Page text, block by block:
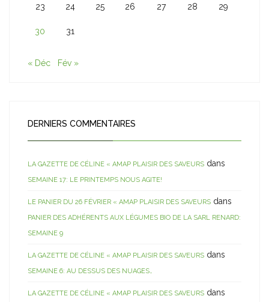
23 24 25 26 27 28 29
30 31
« Déc Fév »
DERNIERS COMMENTAIRES
LA GAZETTE DE CÉLINE « AMAP PLAISIR DES SAVEURS dans
SEMAINE 17: LE PRINTEMPS NOUS AGITE!
LE PANIER DU 26 FÉVRIER « AMAP PLAISIR DES SAVEURS dans
PANIER DES ADHÉRENTS AUX LÉGUMES BIO DE LA SARL RENARD:
SEMAINE 9
LA GAZETTE DE CÉLINE « AMAP PLAISIR DES SAVEURS dans
SEMAINE 6: AU DESSUS DES NUAGES…
LA GAZETTE DE CÉLINE « AMAP PLAISIR DES SAVEURS dans